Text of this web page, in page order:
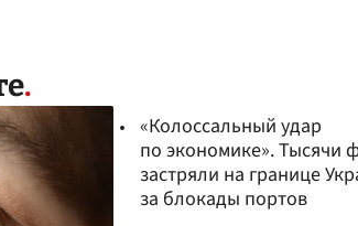
«Колоссальный удар
по экономике». Тысячи
застряли на границе
за блокады портов